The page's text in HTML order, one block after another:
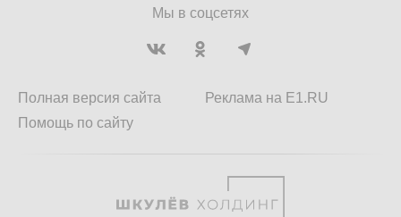
Мы в соцсетях
Полная версия сайта
Помощь по сайту
Реклама на E1.RU